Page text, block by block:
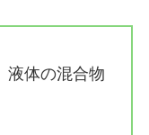
液体の混合物